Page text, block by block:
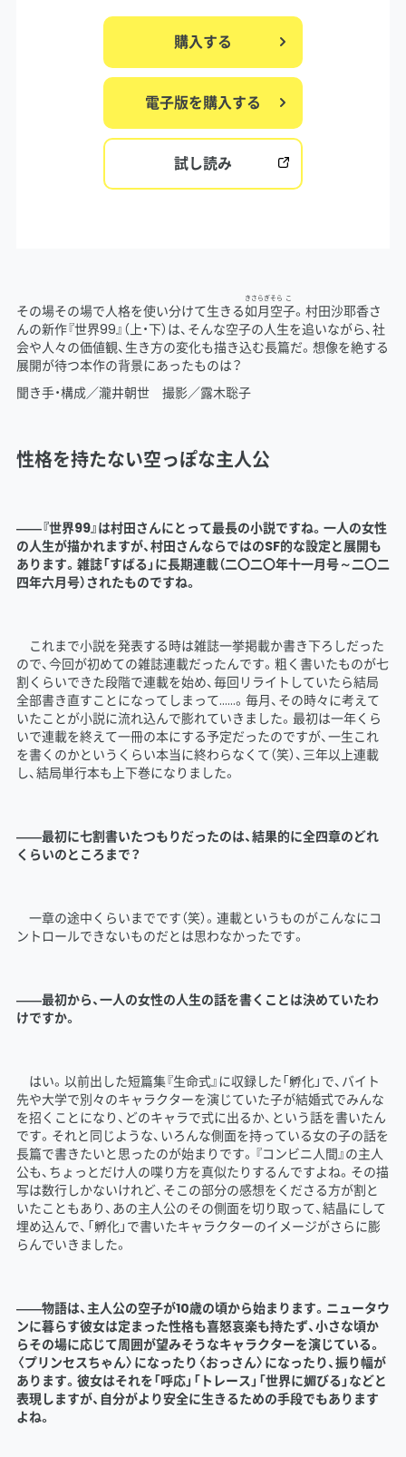
購入する
電子版を購入する
試し読み
その場その場で人格を使い分けて生きる如月
きさらぎ
空
そら
子
こ
。村田沙耶香さ
んの新作『世界99』（上・下）は、そんな空子の人生を追いながら、社
会や人々の価値観、生き方の変化も描き込む長篇だ。想像を絶する
展開が待つ本作の背景にあったものは？
聞き手・構成／瀧井朝世 撮影／露木聡子
性格を持たない空っぽな主人公
――『世界99』は村田さんにとって最長の小説ですね。一人の女性
の人生が描かれますが、村田さんならではのSF的な設定と展開も
あります。雑誌「すばる」に長期連載（二〇二〇年十一月号～二〇二
四年六月号）されたものですね。
これまで小説を発表する時は雑誌一挙掲載か書き下ろしだった
ので、今回が初めての雑誌連載だったんです。粗く書いたものが七
割くらいできた段階で連載を始め、毎回リライトしていたら結局
全部書き直すことになってしまって……。毎月、その時々に考えて
いたことが小説に流れ込んで膨れていきました。最初は一年くら
いで連載を終えて一冊の本にする予定だったのですが、一生これ
を書くのかというくらい本当に終わらなくて（笑）、三年以上連載
し、結局単行本も上下巻になりました。
――最初に七割書いたつもりだったのは、結果的に全四章のどれ
くらいのところまで？
一章の途中くらいまでです（笑）。連載というものがこんなにコ
ントロールできないものだとは思わなかったです。
――最初から、一人の女性の人生の話を書くことは決めていたわ
けですか。
はい。以前出した短篇集『生命式』に収録した「孵化」で、バイト
先や大学で別々のキャラクターを演じていた子が結婚式でみんな
を招くことになり、どのキャラで式に出るか、という話を書いたん
です。それと同じような、いろんな側面を持っている女の子の話を
長篇で書きたいと思ったのが始まりです。『コンビニ人間』の主人
公も、ちょっとだけ人の喋り方を真似たりするんですよね。その描
写は数行しかないけれど、そこの部分の感想をくださる方が割と
いたこともあり、あの主人公のその側面を切り取って、結晶にして
埋め込んで、「孵化」で書いたキャラクターのイメージがさらに膨
らんでいきました。
――物語は、主人公の空子が10歳の頃から始まります。ニュータウ
ンに暮らす彼女は定まった性格も喜怒哀楽も持たず、小さな頃か
らその場に応じて周囲が望みそうなキャラクターを演じている。
〈プリンセスちゃん〉になったり〈おっさん〉になったり、振り幅が
あります。彼女はそれを「呼応」「トレース」「世界に媚びる」などと
表現しますが、自分がより安全に生きるための手段でもあります
よね。